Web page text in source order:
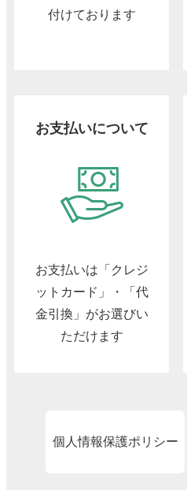
付けております
お支払いについて
お支払いは「クレジ
ットカード」・「代
金引換」がお選びい
ただけます
個人情報保護ポリシー